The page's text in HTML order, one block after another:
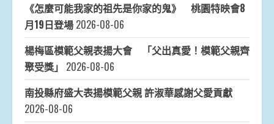
《怎麼可能我家的祖先是你家的鬼》 桃園特映會8
月19日登場 2026-08-06
楊梅區模範父親表揚大會 「父出真愛！模範父親齊
聚受獎」 2026-08-06
南投縣府盛大表揚模範父親 許淑華感謝父愛貢獻
2026-08-06